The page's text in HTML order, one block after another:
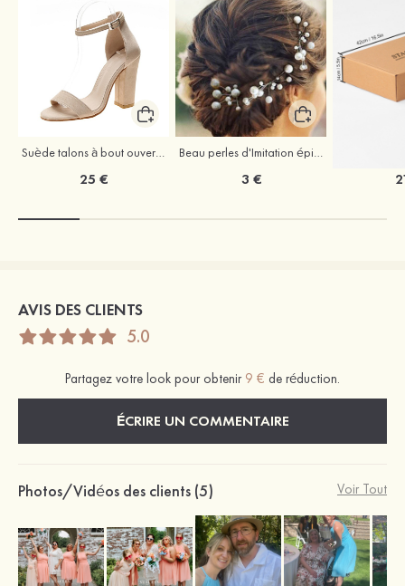
Suède talons à bout ouvert sandales talon bottier chaussures pour les soirées
25 €
Beau perles d'Imitation épingles à cheveux coiffe
3 €
AVIS DES CLIENTS
5.0
Partagez votre look pour obtenir 9 € de réduction.
ÉCRIRE UN COMMENTAIRE
Photos/Vidéos des clients (5) Voir Tout